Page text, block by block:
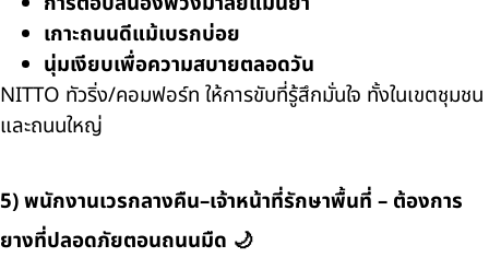
เกาะถนนดีแม้เบรกบ่อย
นุ่มเงียบเพื่อความสบายตลอดวัน
NITTO ทัวริ่ง/คอมฟอร์ท ให้การขับที่รู้สึกมั่นใจ ทั้งในเขตชุมชน
และถนนใหญ่
5) พนักงานเวรกลางคืน–เจ้าหน้าที่รักษาพื้นที่ – ต้องการ
ยางที่ปลอดภัยตอนถนนมืด 🌙